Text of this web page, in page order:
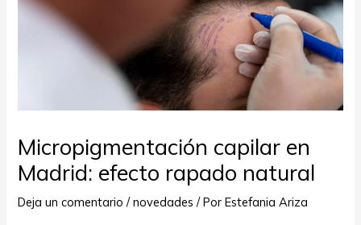
Micropigmentación capilar en
Madrid: efecto rapado natural
Deja un comentario /novedades / PorEstefania Ariza